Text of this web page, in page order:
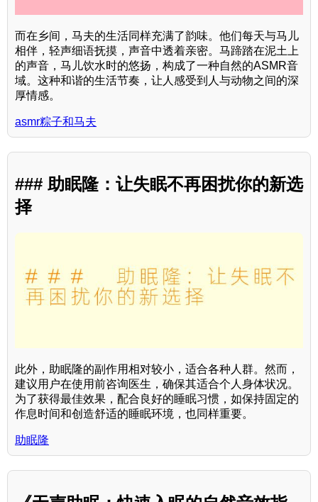
而在乡间，马夫的生活同样充满了韵味。他们每天与马儿
相伴，轻声细语抚摸，声音中透着亲密。马蹄踏在泥土上
的声音，马儿饮水时的悠扬，构成了一种自然的ASMR音
域。这种和谐的生活节奏，让人感受到人与动物之间的深
厚情感。
asmr粽子和马夫
### 助眠隆：让失眠不再困扰你的新选
择
此外，助眠隆的副作用相对较小，适合各种人群。然而，
建议用户在使用前咨询医生，确保其适合个人身体状况。
为了获得最佳效果，配合良好的睡眠习惯，如保持固定的
作息时间和创造舒适的睡眠环境，也同样重要。
助眠隆